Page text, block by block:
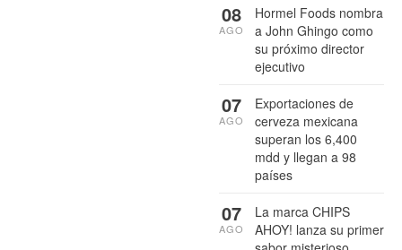
Hormel Foods nombra
a John Ghingo como
su próximo director
ejecutivo
08
AGO
Exportaciones de
cerveza mexicana
superan los 6,400
mdd y llegan a 98
países
07
AGO
La marca CHIPS
AHOY! lanza su primer
07
AGO